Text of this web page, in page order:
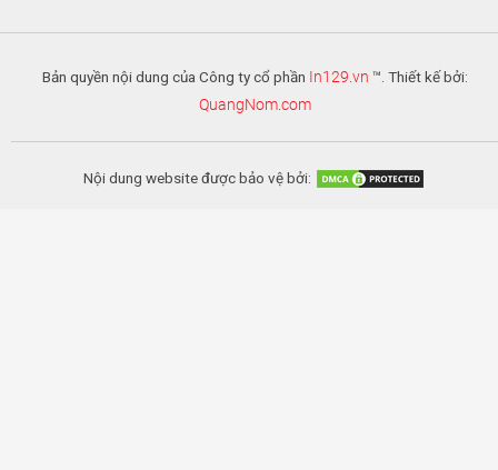
Bản quyền nội dung của Công ty cổ phần In129.vn ™. Thiết kế bởi:
QuangNom.com
Nội dung website được bảo vệ bởi: